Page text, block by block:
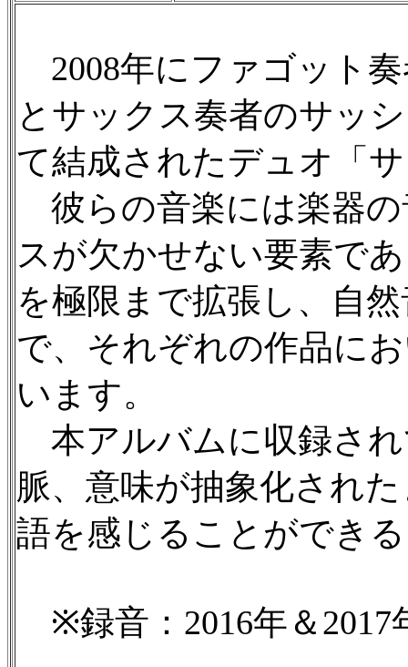
2008年にファゴット
とサックス奏者のサッ
て結成されたデュオ「
彼らの音楽には楽器
スが欠かせない要素で
を極限まで拡張し、自
で、それぞれの作品に
います。
本アルバムに収録さ
脈、意味が抽象化され
語を感じることができ
※録音：2016年＆2017